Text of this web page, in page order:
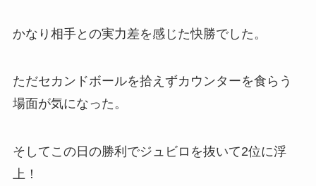
かなり相手との実力差を感じた快勝でした。
ただセカンドボールを拾えずカウンターを食らう
場面が気になった。
そしてこの日の勝利でジュビロを抜いて2位に浮
上！